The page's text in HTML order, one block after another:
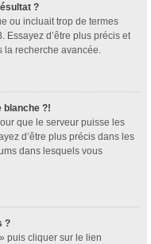
?
ou incluait trop de termes
Essayez d’être plus précis et
la recherche avancée.
blanche ?!
que le serveur puisse les
d’être plus précis dans les
dans lesquels vous
?
puis cliquer sur le lien